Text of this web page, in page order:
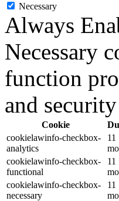
Necessary
Always
Necessary
function
and
Cookie
cookielawinfo-checkbox-
analytics
11
cookielawinfo-checkbox-
functional
11
cookielawinfo-checkbox-
necessary
11